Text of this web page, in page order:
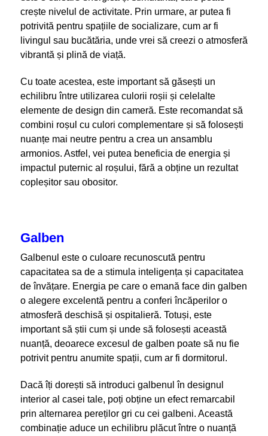
crește nivelul de activitate. Prin urmare, ar putea fi
potrivită pentru spațiile de socializare, cum ar fi
livingul sau bucătăria, unde vrei să creezi o atmosferă
vibrantă și plină de viață.
Cu toate acestea, este important să găsești un
echilibru între utilizarea culorii roșii și celelalte
elemente de design din cameră. Este recomandat să
combini roșul cu culori complementare și să folosești
nuanțe mai neutre pentru a crea un ansamblu
armonios. Astfel, vei putea beneficia de energia și
impactul puternic al roșului, fără a obține un rezultat
copleșitor sau obositor.
Galben
Galbenul este o culoare recunoscută pentru
capacitatea sa de a stimula inteligența și capacitatea
de învățare. Energia pe care o emană face din galben
o alegere excelentă pentru a conferi încăperilor o
atmosferă deschisă și ospitalieră. Totuși, este
important să știi cum și unde să folosești această
nuanță, deoarece excesul de galben poate să nu fie
potrivit pentru anumite spații, cum ar fi dormitorul.
Dacă îți dorești să introduci galbenul în designul
interior al casei tale, poți obține un efect remarcabil
prin alternarea pereților gri cu cei galbeni. Această
combinație aduce un echilibru plăcut între o nuanță